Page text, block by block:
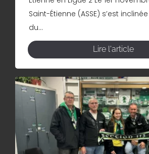
Saint-Étienne (ASSE) s’est
du...
Lire l'article